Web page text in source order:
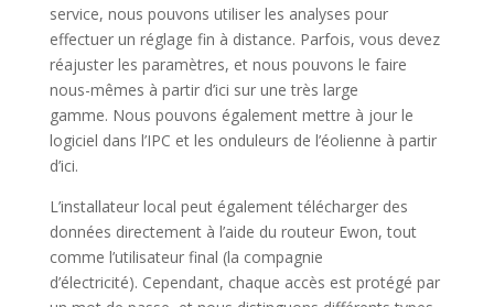
service, nous pouvons utiliser les analyses pour
effectuer un réglage fin à distance. Parfois, vous devez
réajuster les paramètres, et nous pouvons le faire
nous-mêmes à partir d’ici sur une très large
gamme. Nous pouvons également mettre à jour le
logiciel dans l’IPC et les onduleurs de l’éolienne à partir
d’ici.
L’installateur local peut également télécharger des
données directement à l’aide du routeur Ewon, tout
comme l’utilisateur final (la compagnie
d’électricité). Cependant, chaque accès est protégé par